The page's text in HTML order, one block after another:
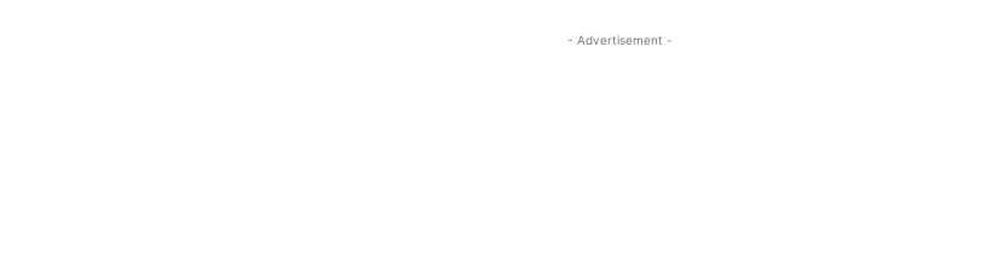
- Advertisement -